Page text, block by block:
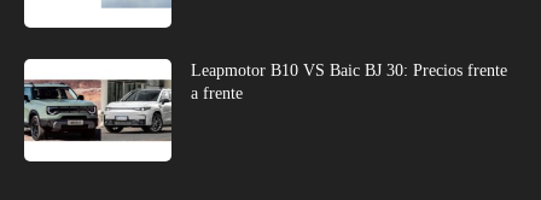
Leapmotor B10 VS Baic BJ 30: Precios frente
a frente